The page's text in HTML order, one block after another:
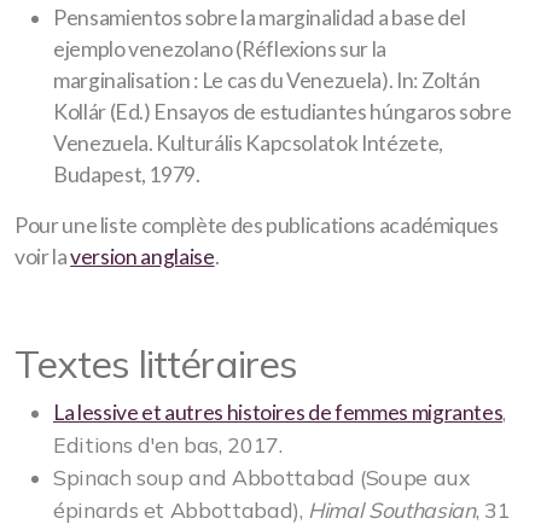
Pensamientos sobre la marginalidad a base del
ejemplo venezolano (Réflexions sur la
marginalisation : Le cas du Venezuela). In: Zoltán
Kollár (Ed.) Ensayos de estudiantes húngaros sobre
Venezuela. Kulturális Kapcsolatok Intézete,
Budapest, 1979.
Pour une liste complète des publications académiques
voir laversion anglaise.
Textes littéraires
La lessive et autres histoires de femmes migrantes,
Editions d'en bas, 2017.
Spinach soup and Abbottabad (Soupe aux
épinards et Abbottabad), Himal Southasian, 31